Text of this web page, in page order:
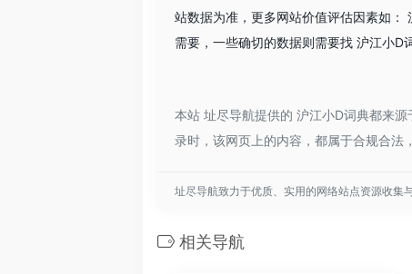
站数据为准，更多网站价值评估因素如：
需要，一些确切的数据则需要找 沪江小D
本站 址尽导航提供的 沪江小D词典都来
录时，该网页上的内容，都属于合规合法
址尽导航致力于优质、实用的网络站点资源收集
相关导航